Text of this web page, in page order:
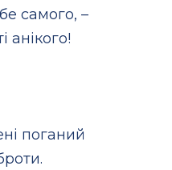
самого, –
анікого!
поганий